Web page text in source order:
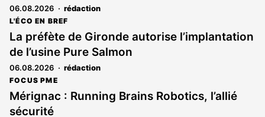
06.08.2026 rédaction
L'ÉCO EN BREF
La préfète de Gironde autorise l’implantation
de l’usine Pure Salmon
06.08.2026 rédaction
FOCUS PME
Mérignac : Running Brains Robotics, l’allié
sécurité